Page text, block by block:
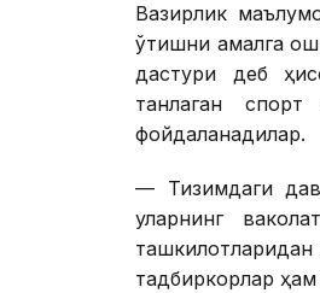
Вазирлик
ўтишни амалга
дастури деб
танлаган
фойдаланадилар.
— Тизимдаги
уларнинг
ташкилотларидан
тадбиркорлар